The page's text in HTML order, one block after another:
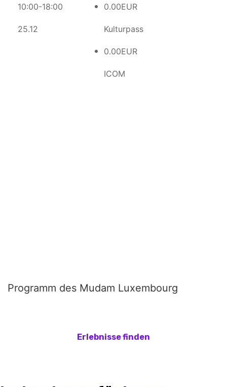
10:00-18:00
25.12
0.00EUR
Kulturpass
0.00EUR
ICOM
Programm des Mudam Luxembourg